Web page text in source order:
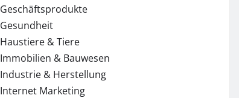
Geschäftsprodukte
Gesundheit
Haustiere & Tiere
Immobilien & Bauwesen
Industrie & Herstellung
Internet Marketing